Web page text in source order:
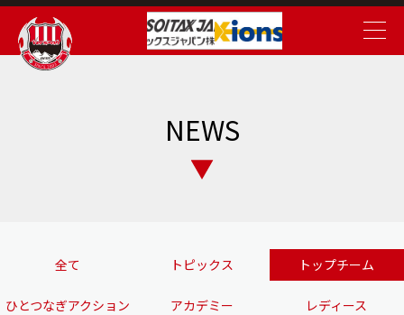
NEWS
全て トピックス トップチーム
ひとつなぎアクション アカデミー レディース